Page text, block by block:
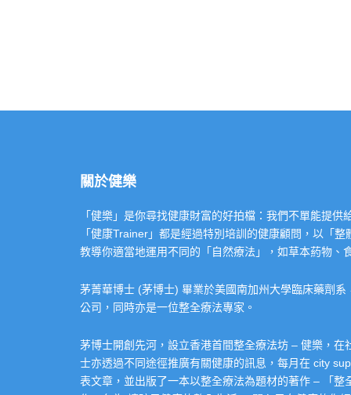
關於健樂
「健樂」是你尋找健康財富的好拍檔：我們不單能提
「健康Trainer」都是經過特別培訓的健康顧問，以「
教導你適當地運用不同的「自然療法」，如草本葯物
茅菁華博士 (茅博士) 畢業於美國南加州大學臨床藥劑
公司，同時亦是一位整全療法專家。
茅博士開創先河，設立香港首間整全療法坊 – 健樂，
士亦透過不同途徑推廣有關健康的訊息，每月在 city
表文章，並出版了一本以整全療法為題材的著作 – 「